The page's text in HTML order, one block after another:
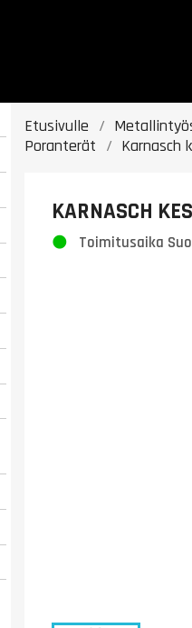
Etusivulle
Poranterät
Karnasch
KARNASCH
Toimitusaika